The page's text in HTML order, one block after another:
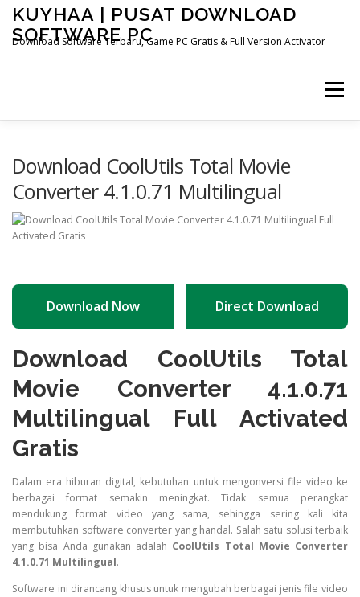
Skip
content
KUYHAA | PUSAT DOWNLOAD
SOFTWARE PC
Download Software Terbaru, Game PC Gratis & Full Version Activator
Menu
Download CoolUtils Total Movie
Converter 4.1.0.71 Multilingual
Download Now Direct Download
Download CoolUtils Total
Movie Converter 4.1.0.71
Multilingual Full Activated
Gratis
Dalam era hiburan digital, kebutuhan untuk mengonversi file video ke
berbagai format semakin meningkat. Tidak semua perangkat
mendukung format video yang sama, sehingga sering kali kita
membutuhkan software converter yang handal. Salah satu solusi terbaik
yang bisa Anda gunakan adalah CoolUtils Total Movie Converter
4.1.0.71 Multilingual.
Software ini dirancang khusus untuk mengubah berbagai jenis file video